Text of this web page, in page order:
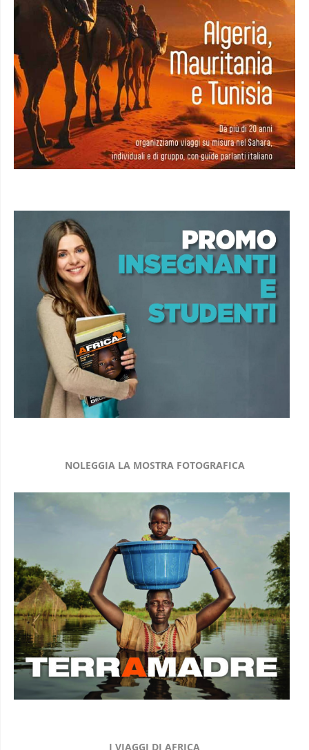
NOLEGGIA LA MOSTRA FOTOGRAFICA
I VIAGGI DI AFRICA